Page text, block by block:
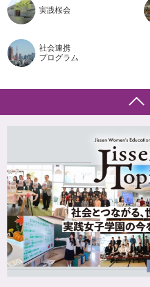
実践桜会
社会連携
プログラム